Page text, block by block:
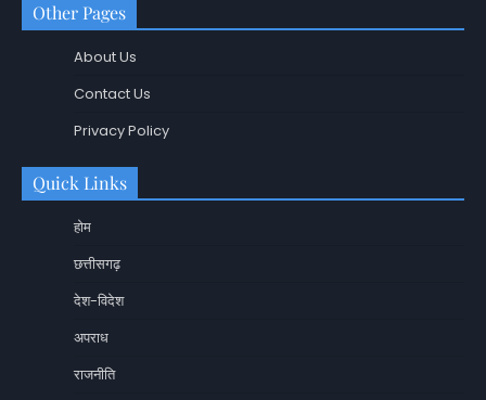
Other Pages
About Us
Contact Us
Privacy Policy
Quick Links
होम
छत्तीसगढ़
देश-विदेश
अपराध
राजनीति